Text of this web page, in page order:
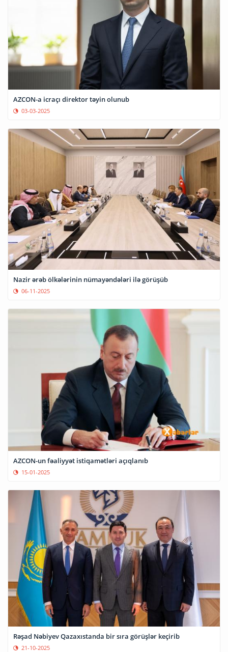
AZCON-a icraçı direktor təyin olunub
03-03-2025
Nazir ərəb ölkələrinin nümayəndələri ilə görüşüb
06-11-2025
AZCON-un fəaliyyət istiqamətləri açıqlanıb
15-01-2025
Rəşad Nəbiyev Qazaxıstanda bir sıra görüşlər keçirib
21-10-2025